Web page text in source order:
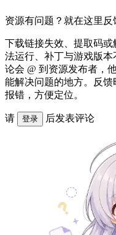
资源有问题？就在这里反
下载链接失效、提取码
法运行、补丁与游戏版
论会 @ 到资源发布者，
能解决问题的地方。反
报错，方便定位。
请 登录 后发表评论